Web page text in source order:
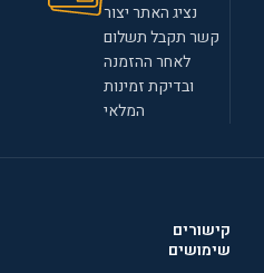
נציג האתר יצור
קשר תקבל תשלום
לאחר ההזמנה
ובדיקת זמינות
המלאי
קישורים
שימושים